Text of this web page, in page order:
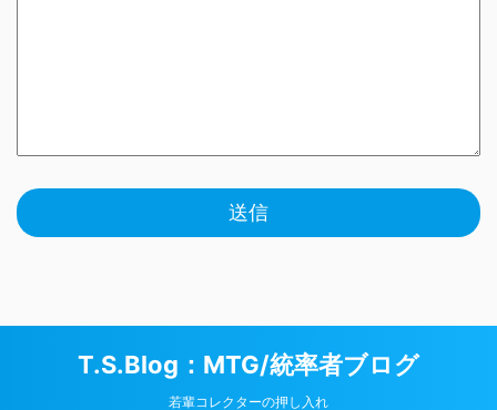
T.S.Blog：MTG/統率者ブログ
若輩コレクターの押し入れ